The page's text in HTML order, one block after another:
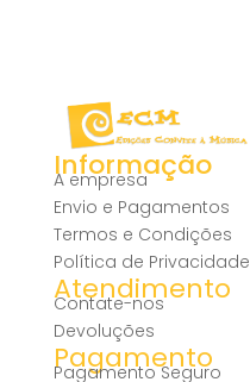
Informação
A empresa
Envio e Pagamentos
Termos e Condições
Política de Privacidade
Atendimento
Contate-nos
Devoluções
Pagamento
Pagamento Seguro